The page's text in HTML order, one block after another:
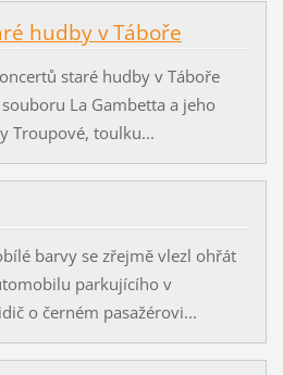
hudby v Táboře
staré hudby v Táboře
La Gambetta a jeho
Troupové, toulku...
barvy se zřejmě vlezl ohřát
parkujícího v
o černém pasažérovi...